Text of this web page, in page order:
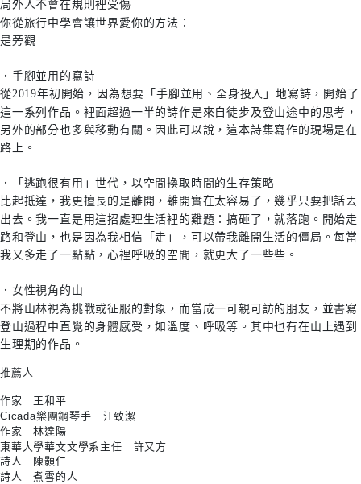
局外人不會在規則裡受傷
你從旅行中學會讓世界愛你的方法：
是旁觀
．手腳並用的寫詩
從2019年初開始，因為想要「手腳並用、全身投入」地寫詩，開始了
這一系列作品。裡面超過一半的詩作是來自徒步及登山途中的思考，
另外的部分也多與移動有關。因此可以說，這本詩集寫作的現場是在
路上。
．「逃跑很有用」世代，以空間換取時間的生存策略
比起抵達，我更擅長的是離開，離開實在太容易了，幾乎只要把話丟
出去。我一直是用這招處理生活裡的難題：搞砸了，就落跑。開始走
路和登山，也是因為我相信「走」，可以帶我離開生活的僵局。每當
我又多走了一點點，心裡呼吸的空間，就更大了一些些。
．女性視角的山
不將山林視為挑戰或征服的對象，而當成一可親可訪的朋友，並書寫
登山過程中直覺的身體感受，如溫度、呼吸等。其中也有在山上遇到
生理期的作品。
推薦人
作家 王和平
Cicada樂團鋼琴手 江致潔
作家 林達陽
東華大學華文文學系主任 許又方
詩人 陳顥仁
詩人 煮雪的人